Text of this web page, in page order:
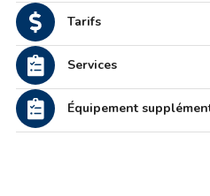
Tarifs
Services
Équipement